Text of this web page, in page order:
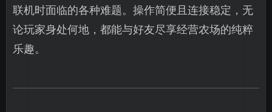
联机时面临的各种难题。操作简便且连接稳定，无
论玩家身处何地，都能与好友尽享经营农场的纯粹
乐趣。